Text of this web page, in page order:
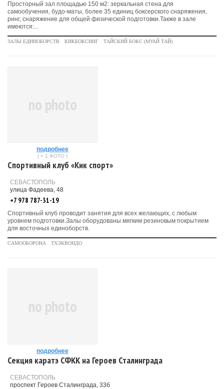
Просторный зал площадью 150 м2: зеркальная стена для
самообучения, будо-маты, более 35 единиц боксерского снаряжения,
ринг, снаряжение для общей физической подготовки.Также в зале
имеются:...
ЗАЛЫ ЕДИНОБОРСТВ КИКБОКСИНГ ТАЙСКИЙ БОКС (МУАЙ ТАЙ)
no photo
подробнее
( + 1 ФОТО )
Спортивный клуб «Кик спорт»
СЕВАСТОПОЛЬ
улица Фадеева, 48
+7 978 787-31-19
Спортивный клуб проводит занятия для всех желающих, с любым
уровнем подготовки.Залы оборудованы мягким резиновым покрытием
для восточных единоборств.
САМООБОРОНА ТХЭКВОНДО
no photo
подробнее
Секция каратэ СФКК на Героев Сталинграда
СЕВАСТОПОЛЬ
проспект Героев Сталинграда, 33б